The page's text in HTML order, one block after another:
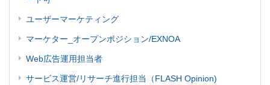
ユーザーマーケティング
マーケター_オープンポジション/EXNOA
Web広告運用担当者
サービス運営/リサーチ進行担当（FLASH Opinion)